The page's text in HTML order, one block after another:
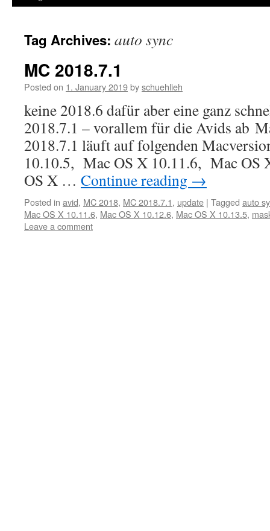
Tag Archives: auto sync
MC 2018.7.1
Posted on 1. January 2019byschuehlieh
keine 2018.6 dafür aber eine ganz
2018.7.1 – vorallem für die Avids ab
2018.7.1 läuft auf folgenden
10.10.5, Mac OS X 10.11.6, Mac OS
OS X … Continue reading →
Posted in avid, MC 2018, MC 2018.7.1, update | Tagged auto
Mac OS X 10.11.6, Mac OS X 10.12.6, Mac OS X 10.13.5,
Leave a comment